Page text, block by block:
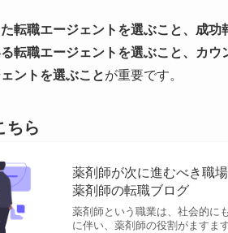
転職エージェントを選ぶこと、成
転職エージェントを選ぶこと、カ
ントを選ぶことが重要です。
ちら
薬剤師が次に進むべき職
薬剤師の転職ブログ
薬剤師という職業は、社会的に
に伴い、薬剤師の役割がますま